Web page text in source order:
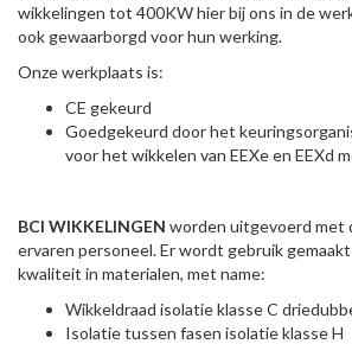
wikkelingen tot 400KW hier bij ons in de
ook gewaarborgd voor hun werking.
Onze werkplaats is:
CE gekeurd
Goedgekeurd door het
voor het wikkelen van EEXe en EEXd
BCI WIKKELINGEN worden uitgevoerd met
ervaren personeel. Er wordt gebruik
kwaliteit in materialen, met name:
Wikkeldraad isolatie klasse C
Isolatie tussen fasen isolatie klasse H